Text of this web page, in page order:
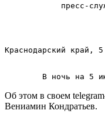
Краснодарский
Об этом в своем
Вениамин Кондратьев.